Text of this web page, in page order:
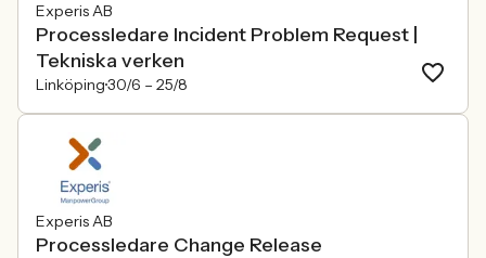
Experis AB
Processledare Incident Problem Request |
Tekniska verken
Linköping30/6 – 25/8
Experis AB
Processledare Change Release